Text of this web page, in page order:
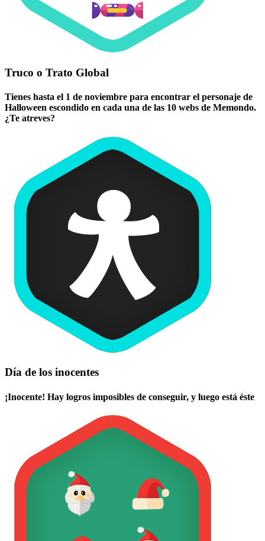
Truco o Trato Global
Tienes hasta el 1 de noviembre para encontrar el personaje de
Halloween escondido en cada una de las 10 webs de Memondo.
¿Te atreves?
Día de los inocentes
¡Inocente! Hay logros imposibles de conseguir, y luego está éste